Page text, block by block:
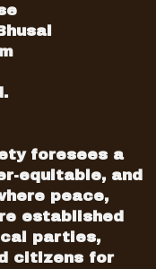
foresees a
equitable, and
peace,
established
parties,
citizens for